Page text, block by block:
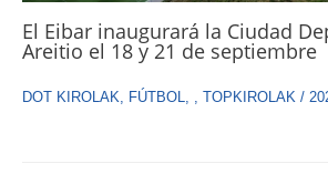
El Eibar inaugurará la Ciudad
Areitio el 18 y 21 de septiembre
DOT KIROLAK FÚTBOL TOPKIROLAK /